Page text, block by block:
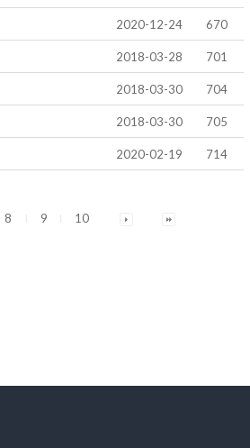
2020-12-24 670
2018-03-28 701
2018-03-30 704
2018-03-30 705
2020-02-19 714
8 9 10